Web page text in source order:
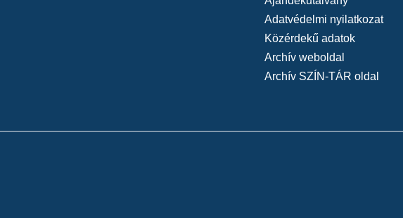
Adatvédelmi nyilatkozat
Közérdekű adatok
Archív weboldal
Archív SZÍN-TÁR oldal